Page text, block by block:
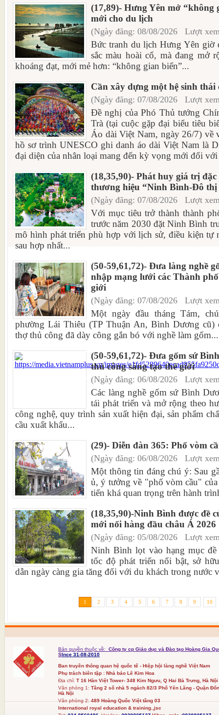
(17,89)- Hưng Yên mở “không
mới cho du lịch
(Ngày đăng: 08/08/2026 Lượt
Bức tranh du lịch Hưng Yên giờ
sắc màu hoài cổ, mà đang mở
khoáng đạt, mới mẻ hơn: “không gian biển”...
Cần xây dựng một hệ sinh thái
(Ngày đăng: 07/08/2026 Lượt
Đề nghị của Phó Thủ tướng
Trà (tại cuộc gặp đại biểu tiêu
Áo dài Việt Nam, ngày 26/7) về
hồ sơ trình UNESCO ghi danh áo dài Việt Nam là
đại diện của nhân loại mang đến kỳ vọng mới đối
(18,35,90)- Phát huy giá trị
thương hiệu “Ninh Bình-Đô thị
(Ngày đăng: 07/08/2026 Lượt
Với mục tiêu trở thành thành
trước năm 2030 đặt Ninh Bình
mô hình phát triển phù hợp với lịch sử, điều kiện tự
sau hợp nhất...
(50-59,61,72)- Đưa làng nghề
nhập mạng lưới các Thành
giới
(Ngày đăng: 07/08/2026 Lượt
Một ngày đầu tháng Tám,
phường Lái Thiêu (TP Thuận An, Bình Dương cũ)
thợ thủ công đã dày công gắn bó với nghề làm gốm...
(50-59,61,72)- Đưa gốm sứ
thủ công sáng tạo thế giới
(Ngày đăng: 06/08/2026 Lượt
Các làng nghề gốm sứ Bình
tái phát triển và mở rộng theo
công nghệ, quy trình sản xuất hiện đại, sản phẩm
cầu xuất khẩu...
(29)- Diễn đàn 365: Phố vòm
(Ngày đăng: 06/08/2026 Lượt
Một thông tin đáng chú ý: Sau
ủ, ý tưởng về "phố vòm cầu"
tiến khá quan trọng trên hành
(18,35,90)-Ninh Bình được đề
mới nổi hàng đầu châu Á 2026
(Ngày đăng: 05/08/2026 Lượt
Ninh Bình lọt vào hạng mục đề
tốc độ phát triển nổi bật, sở
dẫn ngày càng gia tăng đối với du khách trong nước
1 2 3 4 5 6 7 8 9 10
Bản quyền thuộc về:
Công ty cp Giáo dục và Đào tạo Hoàng Gia
SInce 31-08-2010
Ban truyền thông quan hệ quốc tế - Hiệp hội làng nghề Việt Nam
Phụ trách biên tập : Nhà báo Lê Kim Hoa
Địa chỉ: T 16 Hàn Việt Tower- 348 Kim Ngưu, Q Hai Bà Trưng, Hà Nội
Văn phòng 1:Tầng 2 số nhà 5 ngách 82/3 Phố Yên Lãng - Quận
Hà Nội
Văn phòng 2:489 Hoàng Quốc Việt tầng 03
International royal education & training.,jsc